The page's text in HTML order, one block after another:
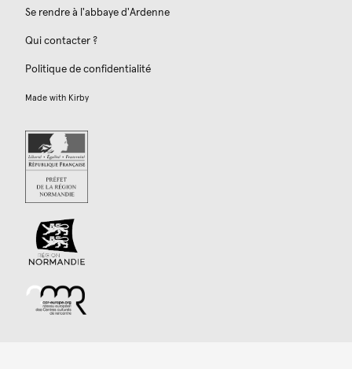
Se rendre à l'abbaye d'Ardenne
Qui contacter ?
Politique de confidentialité
Made with Kirby